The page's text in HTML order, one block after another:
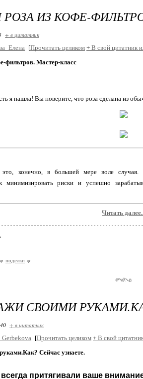
ИЗ КОФЕ-
+ в цитатник
[Прочитать целиком + В свой цитатник
фильтров. Мастер-класс
я нашла! Вы поверите, что роза сделана из
конечно, в большей мере воле случая.
минимизировать риски и успешно
Читать
поделки
СВОИМИ
+ в цитатник
[Прочитать целиком + В свой
Сейчас узнаете.
притягивали ваше